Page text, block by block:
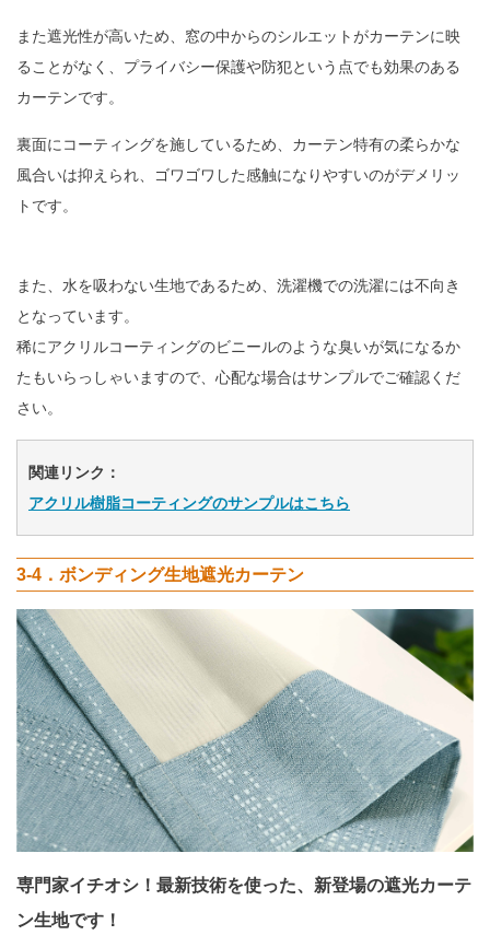
また遮光性が高いため、窓の中からのシルエットがカーテンに映
ることがなく、プライバシー保護や防犯という点でも効果のある
カーテンです。
裏面にコーティングを施しているため、カーテン特有の柔らかな
風合いは抑えられ、ゴワゴワした感触になりやすいのがデメリッ
トです。
また、水を吸わない生地であるため、洗濯機での洗濯には不向き
となっています。
稀にアクリルコーティングのビニールのような臭いが気になるか
たもいらっしゃいますので、心配な場合はサンプルでご確認くだ
さい。
関連リンク：
アクリル樹脂コーティングのサンプルはこちら
3-4．ボンディング生地遮光カーテン
専門家イチオシ！最新技術を使った、新登場の遮光カーテ
ン生地です！